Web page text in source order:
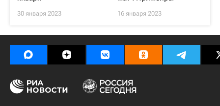
30 января 2023 16 января 2023